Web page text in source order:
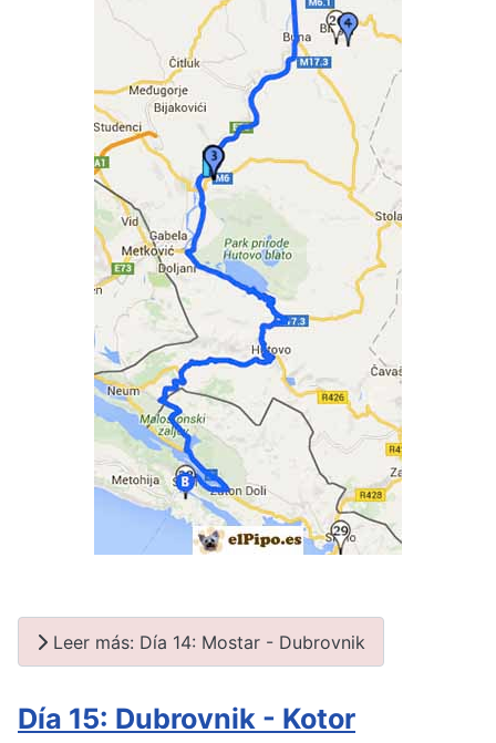
Leer más: Día 14: Mostar - Dubrovnik
Día 15: Dubrovnik - Kotor